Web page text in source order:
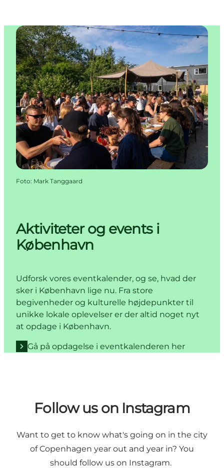
Foto: Mark Tanggaard
Aktiviteter og events i
København
Udforsk vores eventkalender, og se, hvad der
sker i København lige nu. Fra store
begivenheder og kulturelle højdepunkter til
unikke lokale oplevelser er der altid noget nyt
at opdage i København.
Gå på opdagelse i eventkalenderen her
Follow us on Instagram
Want to get to know what's going on in the city
of Copenhagen year out and year in? You
shouldfollow us on Instagram.